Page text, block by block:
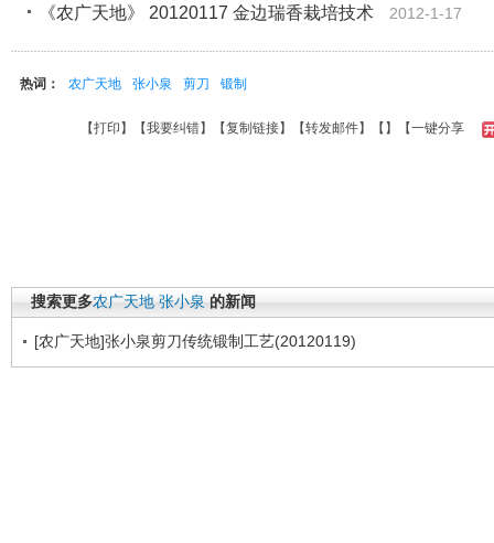
《农广天地》 20120117 金边瑞香栽培技术 2012-1-17
热词： 农广天地 张小泉 剪刀 锻制
【打印 】【我要纠错】【复制链接】【转发邮件】【 】 【一键分享
搜索更多农广天地 张小泉 的新闻
[农广天地]张小泉剪刀传统锻制工艺(20120119)